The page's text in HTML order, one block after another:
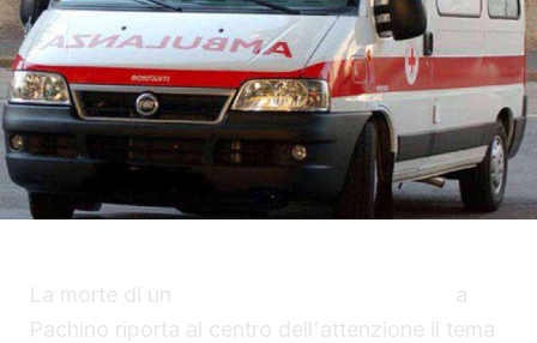
La morte di un
a
Pachino riporta al centro dell'attenzione il tema